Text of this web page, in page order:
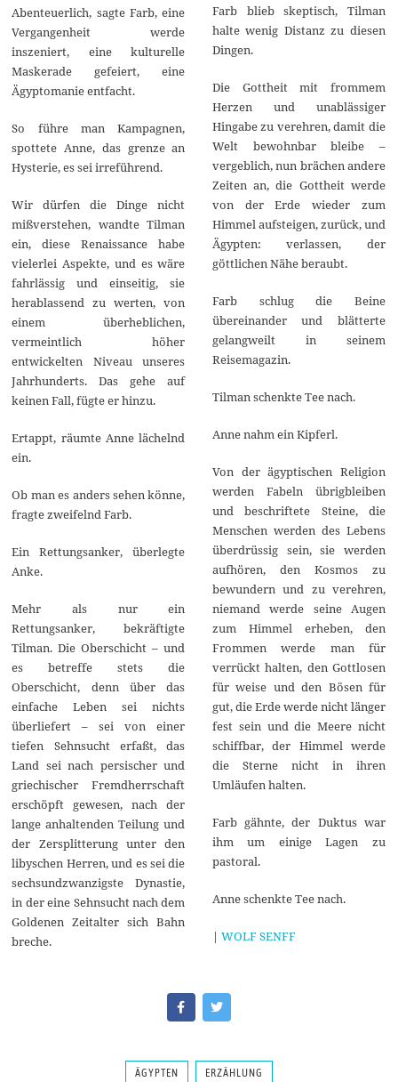
Abenteuerlich, sagte Farb, eine
Vergangenheit werde
inszeniert, eine kulturelle
Maskerade gefeiert, eine
Ägyptomanie entfacht.
So führe man Kampagnen,
spottete Anne, das grenze an
Hysterie, es sei irreführend.
Wir dürfen die Dinge nicht
mißverstehen, wandte Tilman
ein, diese Renaissance habe
vielerlei Aspekte, und es wäre
fahrlässig und einseitig, sie
herablassend zu werten, von
einem überheblichen,
vermeintlich höher
entwickelten Niveau unseres
Jahrhunderts. Das gehe auf
keinen Fall, fügte er hinzu.
Ertappt, räumte Anne lächelnd
ein.
Ob man es anders sehen könne,
fragte zweifelnd Farb.
Ein Rettungsanker, überlegte
Anke.
Mehr als nur ein
Rettungsanker, bekräftigte
Tilman. Die Oberschicht – und
es betreffe stets die
Oberschicht, denn über das
einfache Leben sei nichts
überliefert – sei von einer
tiefen Sehnsucht erfaßt, das
Land sei nach persischer und
griechischer Fremdherrschaft
erschöpft gewesen, nach der
lange anhaltenden Teilung und
der Zersplitterung unter den
libyschen Herren, und es sei die
sechsundzwanzigste Dynastie,
in der eine Sehnsucht nach dem
Goldenen Zeitalter sich Bahn
breche.
Farb blieb skeptisch, Tilman
halte wenig Distanz zu diesen
Dingen.
Die Gottheit mit frommem
Herzen und unablässiger
Hingabe zu verehren, damit die
Welt bewohnbar bleibe –
vergeblich, nun brächen andere
Zeiten an, die Gottheit werde
von der Erde wieder zum
Himmel aufsteigen, zurück, und
Ägypten: verlassen, der
göttlichen Nähe beraubt.
Farb schlug die Beine
übereinander und blätterte
gelangweilt in seinem
Reisemagazin.
Tilman schenkte Tee nach.
Anne nahm ein Kipferl.
Von der ägyptischen Religion
werden Fabeln übrigbleiben
und beschriftete Steine, die
Menschen werden des Lebens
überdrüssig sein, sie werden
aufhören, den Kosmos zu
bewundern und zu verehren,
niemand werde seine Augen
zum Himmel erheben, den
Frommen werde man für
verrückt halten, den Gottlosen
für weise und den Bösen für
gut, die Erde werde nicht länger
fest sein und die Meere nicht
schiffbar, der Himmel werde
die Sterne nicht in ihren
Umläufen halten.
Farb gähnte, der Duktus war
ihm um einige Lagen zu
pastoral.
Anne schenkte Tee nach.
| WOLF SENFF
ÄGYPTEN ERZÄHLUNG